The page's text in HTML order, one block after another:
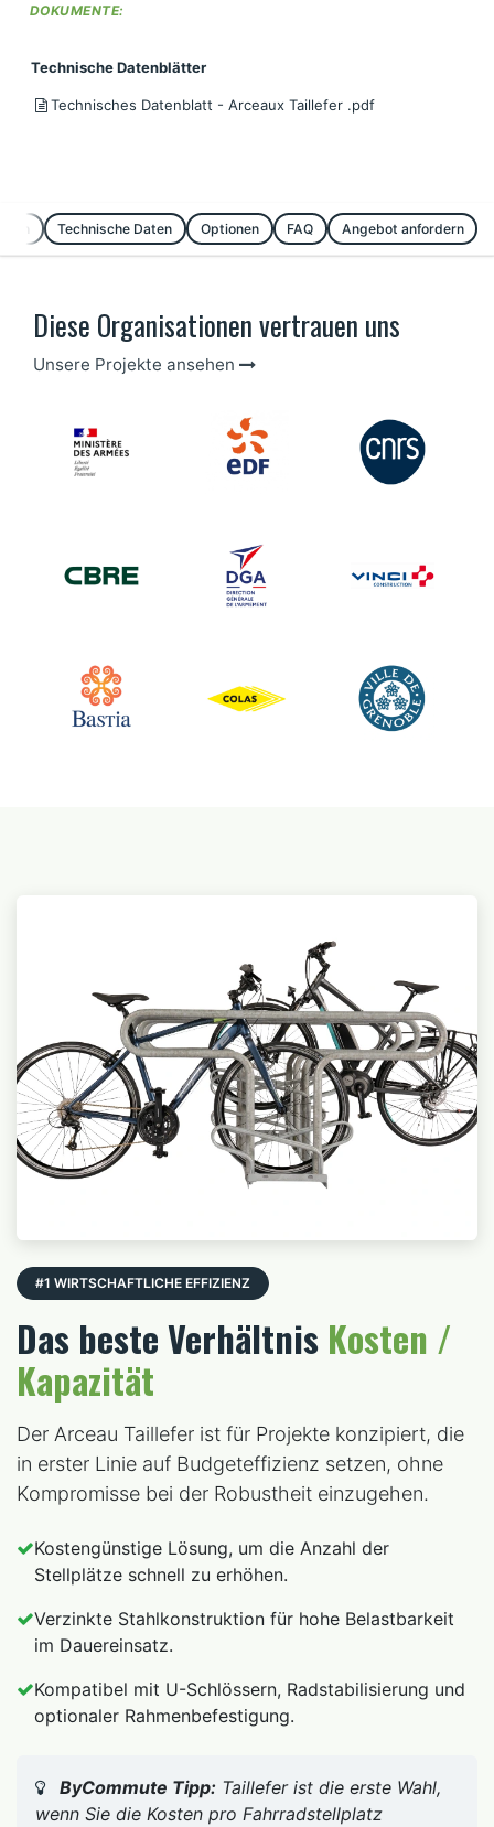
DOKUMENTE:
Technische Datenblätter
Technisches Datenblatt - Arceaux Taillefer .pdf
Technische Daten Optionen FAQ Angebot anfordern
Diese Organisationen vertrauen uns
Unsere Projekte ansehen
#1 WIRTSCHAFTLICHE EFFIZIENZ
Das beste Verhältnis Kosten /
Kapazität
Der Arceau Taillefer ist für Projekte konzipiert, die
in erster Linie auf Budgeteffizienz setzen, ohne
Kompromisse bei der Robustheit einzugehen.
Kostengünstige Lösung, um die Anzahl der
Stellplätze schnell zu erhöhen.
Verzinkte Stahlkonstruktion für hohe Belastbarkeit
im Dauereinsatz.
Kompatibel mit U-Schlössern, Radstabilisierung und
optionaler Rahmenbefestigung.
ByCommute Tipp: Taillefer ist die erste Wahl,
wenn Sie die Kosten pro Fahrradstellplatz